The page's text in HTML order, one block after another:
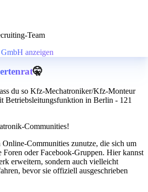
Team
anzeigen
🤫
du so Kfz-Mechatroniker/Kfz-Monteur
Betriebsleitungsfunktion in Berlin - 121
Communities!
Communities zunutze, die sich um
oder Facebook-Gruppen. Hier kannst
erweitern, sondern auch vielleicht
bevor sie offiziell ausgeschrieben